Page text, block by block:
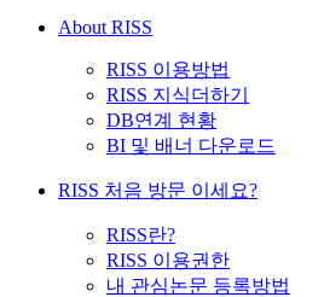
About RISS
RISS 이용방법
RISS 지식더하기
DB연계 현황
BI 및 배너 다운로드
RISS 처음 방문 이세요?
RISS란?
RISS 이용권한
내 관심논문 등록방법